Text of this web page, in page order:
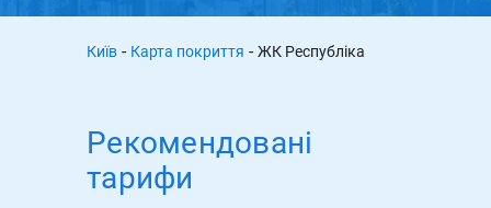
Київ - Карта покриття - ЖК Республіка
Рекомендовані
тарифи